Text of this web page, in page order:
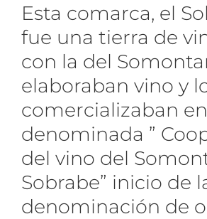
Esta comarca, el
fue una tierra de
con la del
elaboraban vino y
comercializaban
denominada ”
del vino del
Sobrabe” inicio de
denominación de